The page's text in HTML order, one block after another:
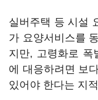
실버주택 등 시설
가 요양서비스를
지만, 고령화로 폭
에 대응하려면 보
있어야 한다는 지